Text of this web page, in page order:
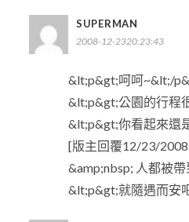
SUPERMAN
2008-12-2320:23:43
&lt;p&gt;呵呵~&lt;/
&lt;p&gt;公園的行程
&lt;p&gt;你看起來還
[版主回覆12/23/
&amp;nbsp; 人都被
&lt;p&gt;就隨遇而安